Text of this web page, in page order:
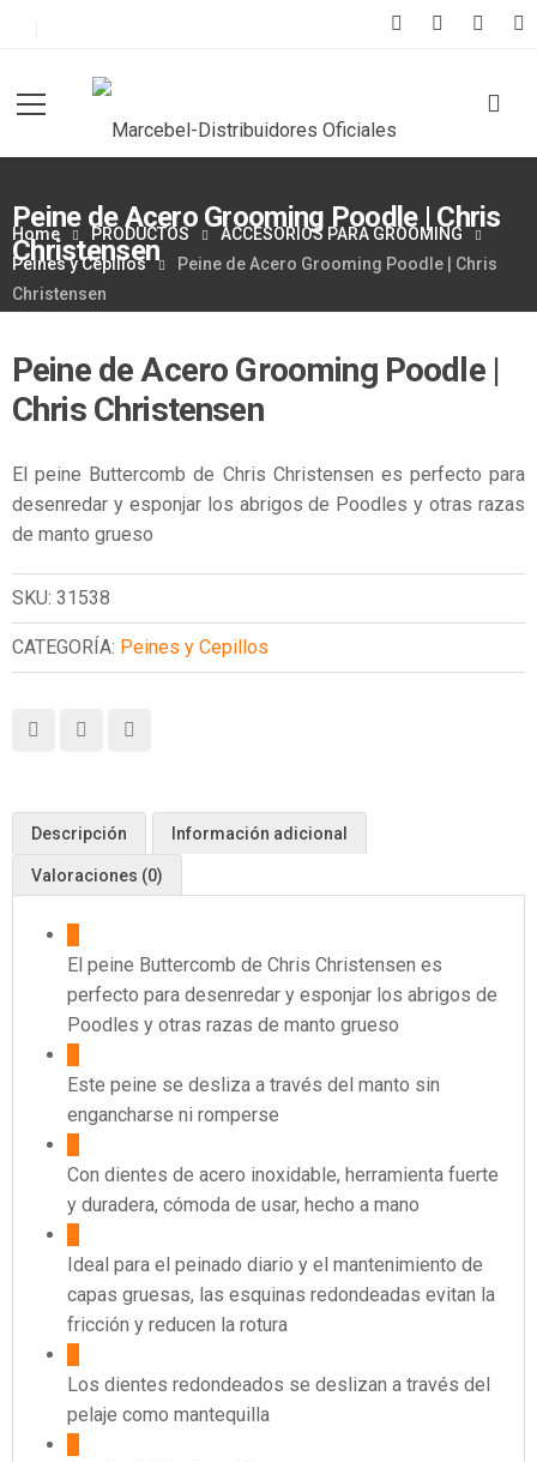
Peine de Acero Grooming Poodle | Chris
Christensen
Home PRODUCTOS
ACCESORIOS PARA GROOMING
Peines y Cepillos
Peine de Acero Grooming Poodle | Chris
Christensen
Peine de Acero Grooming Poodle |
Chris Christensen
El peine Buttercomb de Chris Christensen es perfecto para
desenredar y esponjar los abrigos de Poodles y otras razas
de manto grueso
SKU: 31538
CATEGORÍA: Peines y Cepillos
Descripción Información adicional
Valoraciones (0)
El peine Buttercomb de Chris Christensen es
perfecto para desenredar y esponjar los abrigos de
Poodles y otras razas de manto grueso
Este peine se desliza a través del manto sin
engancharse ni romperse
Con dientes de acero inoxidable, herramienta fuerte
y duradera, cómoda de usar, hecho a mano
Ideal para el peinado diario y el mantenimiento de
capas gruesas, las esquinas redondeadas evitan la
fricción y reducen la rotura
Los dientes redondeados se deslizan a través del
pelaje como mantequilla